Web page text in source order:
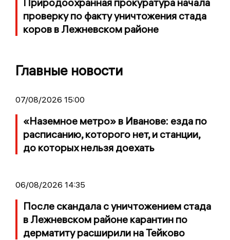
проверку по факту уничтожения стада
коров в Лежневском районе
Главные новости
07/08/2026 15:00
«Наземное метро» в Иванове: езда по
расписанию, которого нет, и станции,
до которых нельзя доехать
06/08/2026 14:35
После скандала с уничтожением стада
в Лежневском районе карантин по
дерматиту расширили на Тейково